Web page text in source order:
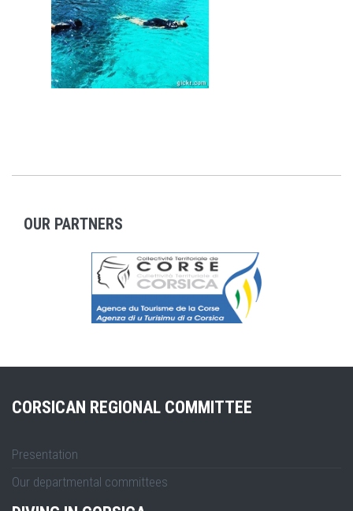
OUR PARTNERS
CORSICAN REGIONAL COMMITTEE
Presentation
Our departmental committees